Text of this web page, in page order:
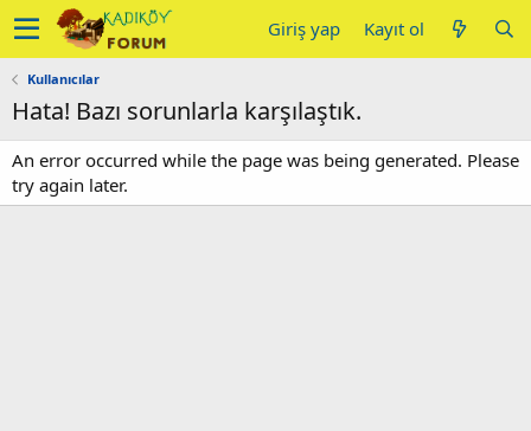
Giriş yap Kayıt ol
Kullanıcılar
Hata! Bazı sorunlarla karşılaştık.
An error occurred while the page was being generated. Please
try again later.